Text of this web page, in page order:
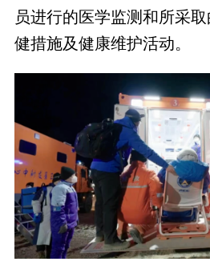
员进行的医学监测和所采
健措施及健康维护活动。